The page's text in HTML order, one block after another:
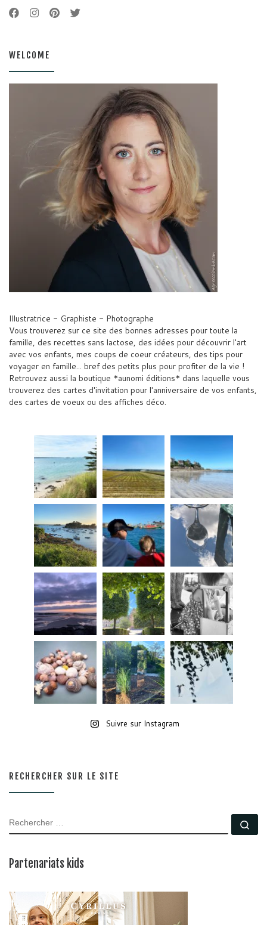
WELCOME
Illustratrice - Graphiste - Photographe
Vous trouverez sur ce site des bonnes adresses pour toute la
famille, des recettes sans lactose, des idées pour découvrir l'art
avec vos enfants, mes coups de coeur créateurs, des tips pour
voyager en famille... bref des petits plus pour profiter de la vie !
Retrouvez aussi la boutique *aunomi éditions* dans laquelle vous
trouverez des cartes d'invitation pour l'anniversaire de vos enfants,
des cartes de voeux ou des affiches déco.
Suivre sur Instagram
RECHERCHER SUR LE SITE
RECHERCHER
Partenariats kids